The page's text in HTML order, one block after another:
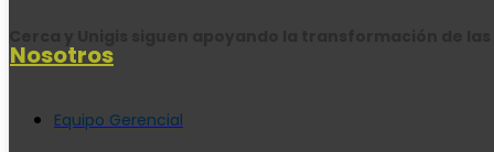
Nosotros
Equipo Gerencial